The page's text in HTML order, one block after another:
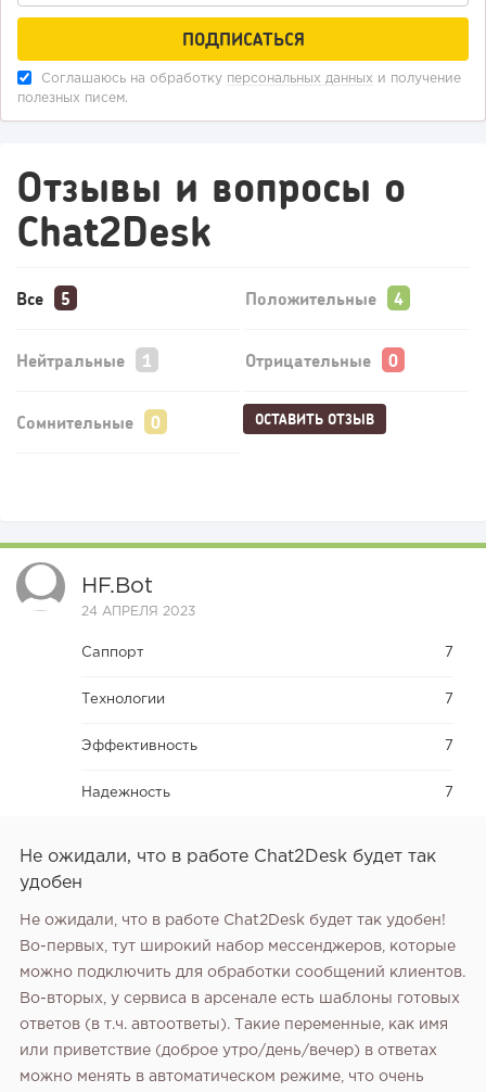
Соглашаюсь на обработку персональных данных и получение
полезных писем.
Отзывы и вопросы о
Chat2Desk
Все Положительные
Нейтральные Отрицательные
Сомнительные ОСТАВИТЬ ОТЗЫВ
HF.bot
24 АПРЕЛЯ 2023
Саппорт 7
Технологии 7
Эффективность 7
Надежность 7
Не ожидали, что в работе Chat2Desk будет так
удобен
Не ожидали, что в работе Chat2Desk будет так удобен!
Во-первых, тут широкий набор мессенджеров, которые
можно подключить для обработки сообщений клиентов.
Во-вторых, у сервиса в арсенале есть шаблоны готовых
ответов (в т.ч. автоответы). Такие переменные, как имя
или приветствие (доброе утро/день/вечер) в ответах
можно менять в автоматическом режиме, что очень